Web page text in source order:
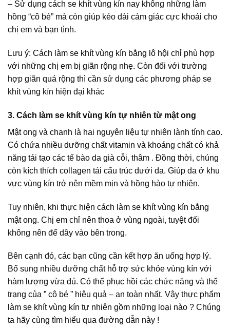
– Sử dụng cách se khít vùng kín nay không những làm
hồng “cô bé” mà còn giúp kéo dài cảm giác cực khoái cho
chị em và bạn tình.
Lưu ý: Cách làm se khít vùng kín bằng lô hội chỉ phù hợp
với những chị em bị giãn rộng nhẹ. Còn đối với trường
hợp giãn quá rộng thì cần sử dụng các phương pháp se
khít vùng kín hiện đại khác
3. Cách làm se khít vùng kín tự nhiên từ mật ong
Mật ong và chanh là hai nguyên liệu tự nhiên lành tính cao.
Có chứa nhiều dưỡng chất vitamin và khoáng chất có khả
năng tái tạo các tế bào da già cỗi, thâm . Đồng thời, chúng
còn kích thích collagen tái cấu trúc dưới da. Giúp da ở khu
vực vùng kín trở nên mềm mịn và hồng hào tự nhiên.
Tuy nhiên, khi thực hiện cách làm se khít vùng kín bằng
mật ong. Chị em chỉ nên thoa ở vùng ngoài, tuyệt đối
không nên để dây vào bên trong.
Bên cạnh đó, các bạn cũng cần kết hợp ăn uống hợp lý.
Bổ sung nhiều dưỡng chất hỗ trợ sức khỏe vùng kín với
hàm lượng vừa đủ. Có thể phục hồi các chức năng và thể
trạng của ” cô bé ” hiệu quả – an toàn nhất. Vậy thực phẩm
làm se khít vùng kín tự nhiên gồm những loại nào ? Chúng
ta hãy cùng tìm hiểu qua đường dẫn này !